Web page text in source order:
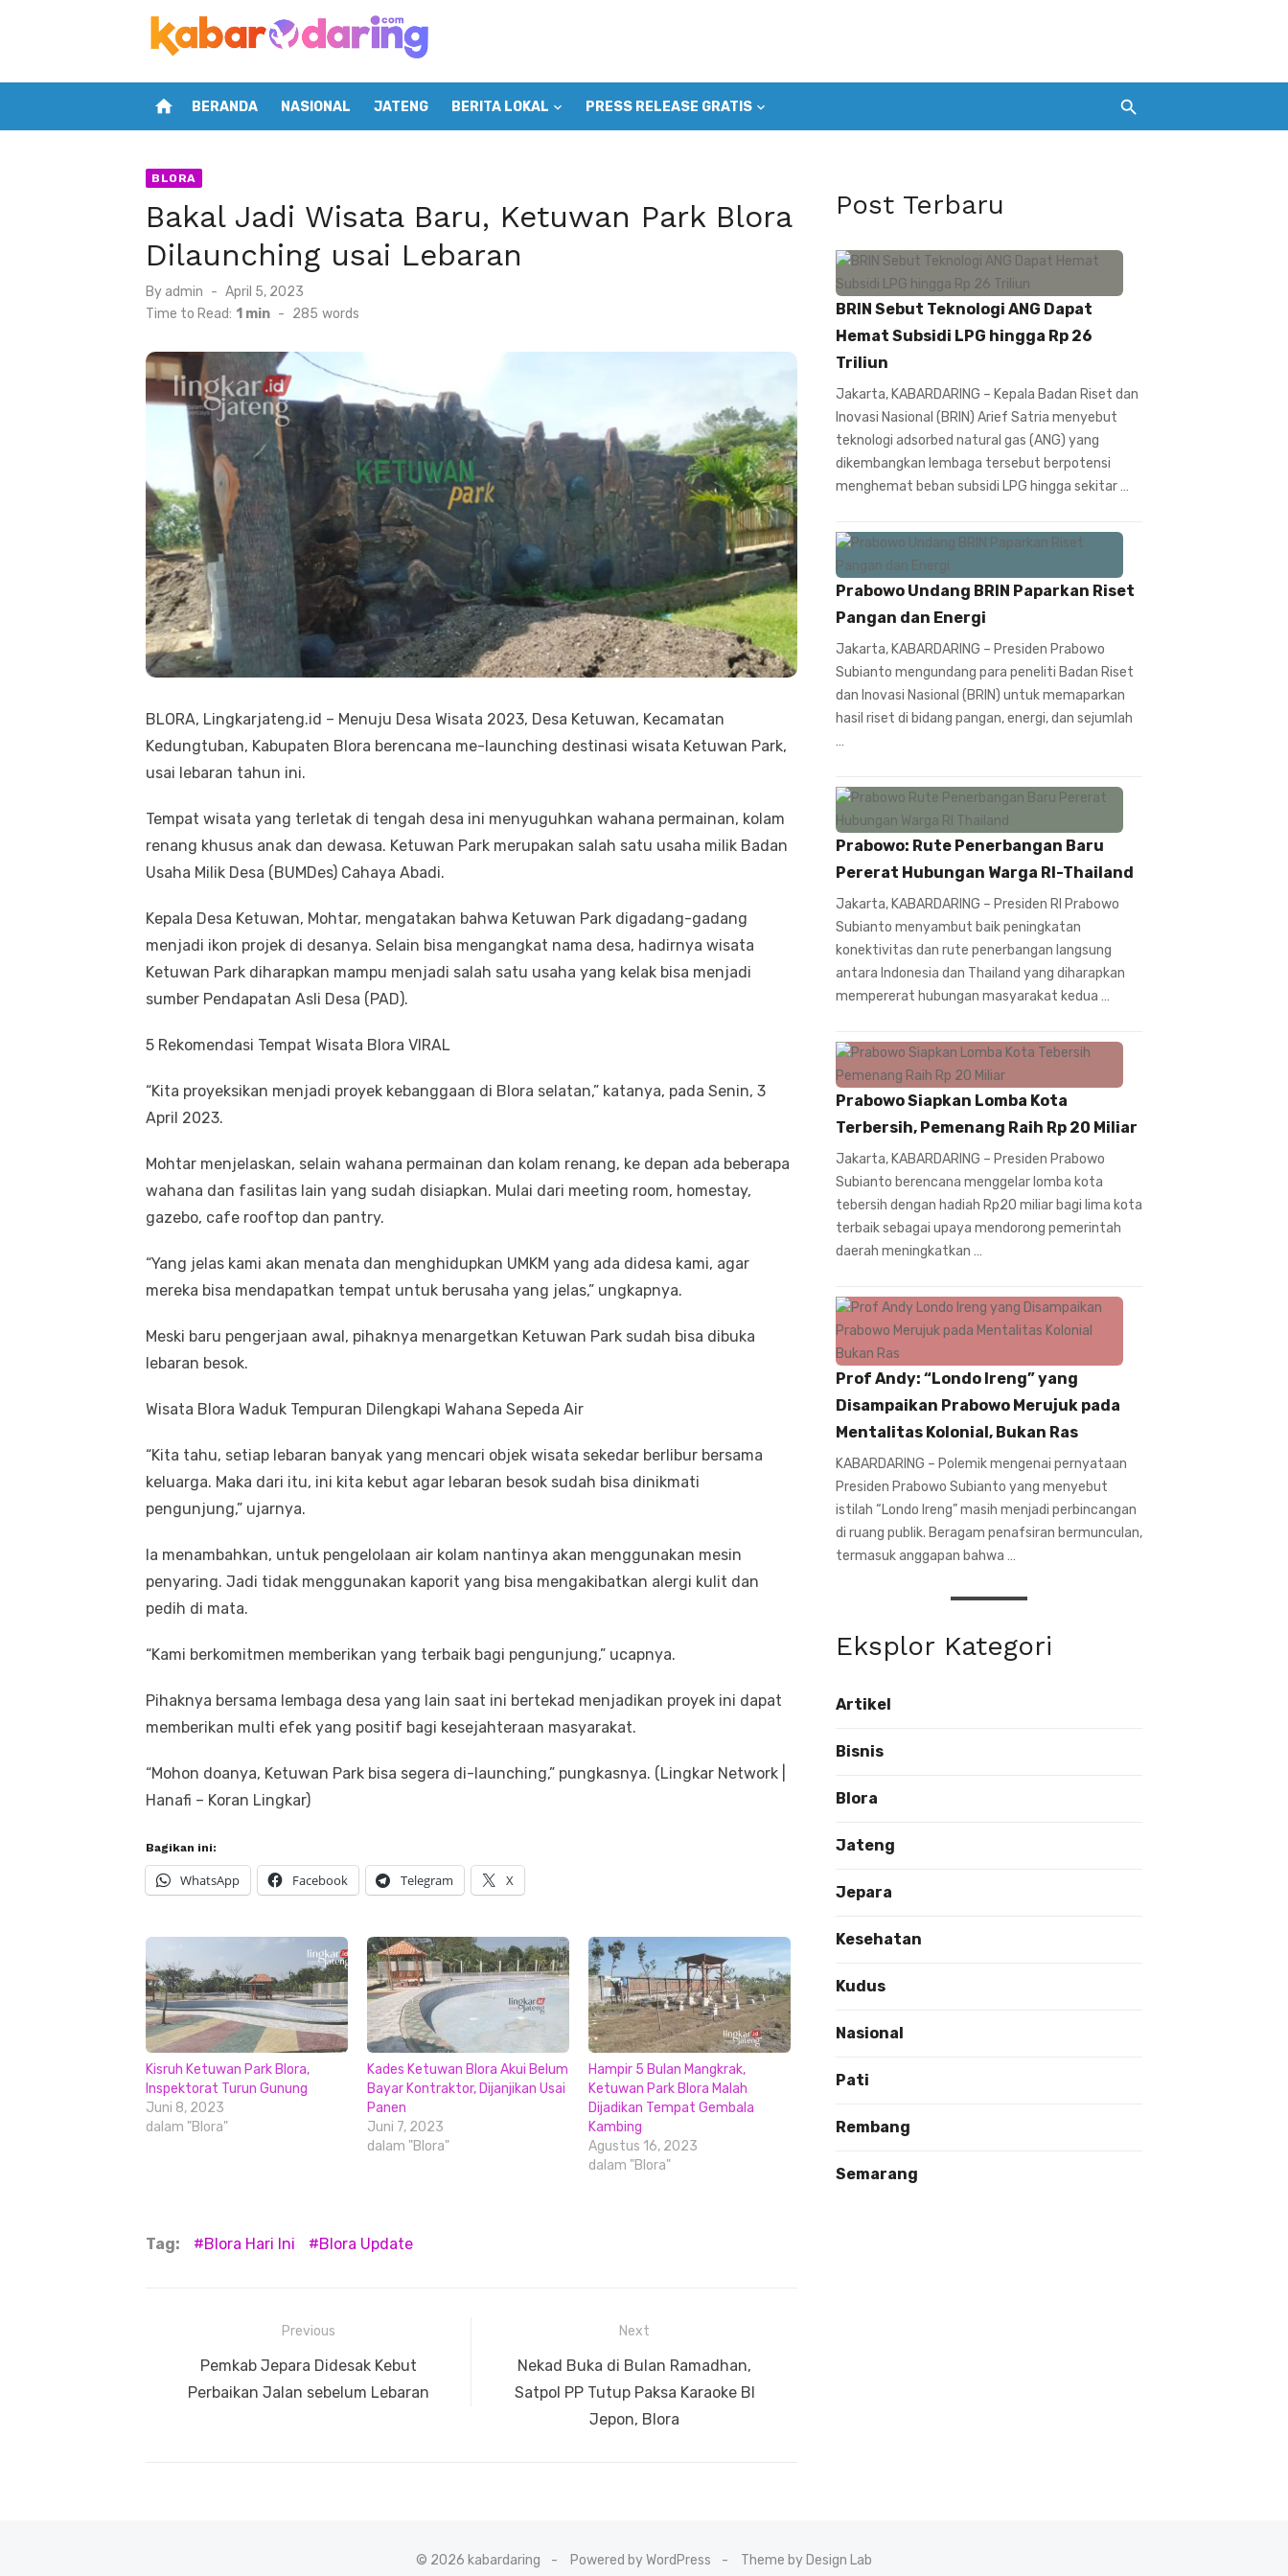
home BERANDA NASIONAL JATENG BERITA LOKAL PRESS RELEASE GRATIS
BLORA
Bakal Jadi Wisata Baru, Ketuwan Park Blora
Dilaunching usai Lebaran
By admin
Posted
on
April 5, 2023
Time to Read: 1 min - 285 words
BLORA, Lingkarjateng.id – Menuju Desa Wisata 2023, Desa Ketuwan, Kecamatan
Kedungtuban, Kabupaten Blora berencana me-launching destinasi wisata Ketuwan Park,
usai lebaran tahun ini.
Tempat wisata yang terletak di tengah desa ini menyuguhkan wahana permainan, kolam
renang khusus anak dan dewasa. Ketuwan Park merupakan salah satu usaha milik Badan
Usaha Milik Desa (BUMDes) Cahaya Abadi.
Kepala Desa Ketuwan, Mohtar, mengatakan bahwa Ketuwan Park digadang-gadang
menjadi ikon projek di desanya. Selain bisa mengangkat nama desa, hadirnya wisata
Ketuwan Park diharapkan mampu menjadi salah satu usaha yang kelak bisa menjadi
sumber Pendapatan Asli Desa (PAD).
5 Rekomendasi Tempat Wisata Blora VIRAL
“Kita proyeksikan menjadi proyek kebanggaan di Blora selatan,” katanya, pada Senin, 3
April 2023.
Mohtar menjelaskan, selain wahana permainan dan kolam renang, ke depan ada beberapa
wahana dan fasilitas lain yang sudah disiapkan. Mulai dari meeting room, homestay,
gazebo, cafe rooftop dan pantry.
“Yang jelas kami akan menata dan menghidupkan UMKM yang ada didesa kami, agar
mereka bisa mendapatkan tempat untuk berusaha yang jelas,” ungkapnya.
Meski baru pengerjaan awal, pihaknya menargetkan Ketuwan Park sudah bisa dibuka
lebaran besok.
Wisata Blora Waduk Tempuran Dilengkapi Wahana Sepeda Air
“Kita tahu, setiap lebaran banyak yang mencari objek wisata sekedar berlibur bersama
keluarga. Maka dari itu, ini kita kebut agar lebaran besok sudah bisa dinikmati
pengunjung,” ujarnya.
Ia menambahkan, untuk pengelolaan air kolam nantinya akan menggunakan mesin
penyaring. Jadi tidak menggunakan kaporit yang bisa mengakibatkan alergi kulit dan
pedih di mata.
“Kami berkomitmen memberikan yang terbaik bagi pengunjung,” ucapnya.
Pihaknya bersama lembaga desa yang lain saat ini bertekad menjadikan proyek ini dapat
memberikan multi efek yang positif bagi kesejahteraan masyarakat.
“Mohon doanya, Ketuwan Park bisa segera di-launching,” pungkasnya. (Lingkar Network |
Hanafi – Koran Lingkar)
Bagikan ini:
WhatsApp Facebook Telegram X
Kisruh Ketuwan Park Blora,
Inspektorat Turun Gunung
Juni 8, 2023
dalam "Blora"
Kades Ketuwan Blora Akui Belum
Bayar Kontraktor, Dijanjikan Usai
Panen
Juni 7, 2023
dalam "Blora"
Hampir 5 Bulan Mangkrak,
Ketuwan Park Blora Malah
Dijadikan Tempat Gembala
Kambing
Agustus 16, 2023
dalam "Blora"
Tag: Blora Hari Ini Blora Update
Previous
Previous
post:
Pemkab Jepara Didesak Kebut
Perbaikan Jalan sebelum Lebaran
Next
Next
post:
Nekad Buka di Bulan Ramadhan,
Satpol PP Tutup Paksa Karaoke BI
Jepon, Blora
Post Terbaru
BRIN Sebut Teknologi ANG Dapat
Hemat Subsidi LPG hingga Rp 26
Triliun
Jakarta, KABARDARING – Kepala Badan Riset dan
Inovasi Nasional (BRIN) Arief Satria menyebut
teknologi adsorbed natural gas (ANG) yang
dikembangkan lembaga tersebut berpotensi
menghemat beban subsidi LPG hingga sekitar …
Prabowo Undang BRIN Paparkan Riset
Pangan dan Energi
Jakarta, KABARDARING – Presiden Prabowo
Subianto mengundang para peneliti Badan Riset
dan Inovasi Nasional (BRIN) untuk memaparkan
hasil riset di bidang pangan, energi, dan sejumlah
…
Prabowo: Rute Penerbangan Baru
Pererat Hubungan Warga RI-Thailand
Jakarta, KABARDARING – Presiden RI Prabowo
Subianto menyambut baik peningkatan
konektivitas dan rute penerbangan langsung
antara Indonesia dan Thailand yang diharapkan
mempererat hubungan masyarakat kedua …
Prabowo Siapkan Lomba Kota
Terbersih, Pemenang Raih Rp 20 Miliar
Jakarta, KABARDARING – Presiden Prabowo
Subianto berencana menggelar lomba kota
tebersih dengan hadiah Rp20 miliar bagi lima kota
terbaik sebagai upaya mendorong pemerintah
daerah meningkatkan …
Prof Andy: “Londo Ireng” yang
Disampaikan Prabowo Merujuk pada
Mentalitas Kolonial, Bukan Ras
KABARDARING – Polemik mengenai pernyataan
Presiden Prabowo Subianto yang menyebut
istilah “Londo Ireng” masih menjadi perbincangan
di ruang publik. Beragam penafsiran bermunculan,
termasuk anggapan bahwa …
Eksplor Kategori
Artikel
Bisnis
Blora
Jateng
Jepara
Kesehatan
Kudus
Nasional
Pati
Rembang
Semarang
© 2026 kabardaring Powered by WordPress Theme by Design Lab